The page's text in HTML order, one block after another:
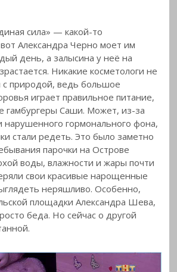
сила» — какой-то
Александра Черно моет им
день, а залысина у неё на
Никакие косметологи не
с природой, ведь большое
играет правильное питание,
гамбургеры Саши. Может, из-за
нарушенного гормонального фона,
стали редеть. Это было заметно
парочки на Острове
воды, влажности и жары почти
свои красивые нарощенные
неряшливо. Особенно,
площадки Александра Шева,
беда. Но сейчас о другой